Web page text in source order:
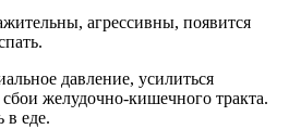
агрессивны, появится
давление, усилиться
желудочно-кишечного тракта.
в еде.